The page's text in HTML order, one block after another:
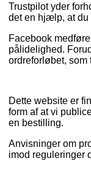
Trustpilot yder
det en hjælp, at du
Facebook
pålidelighed.
ordreforløbet, som
Dette website er
form af at vi
en bestilling.
Anvisninger om
imod reguleringer